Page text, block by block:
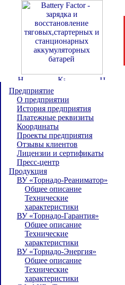
Предприятие
О предприятии
История предприятия
Платежные реквизиты
Координаты
Проекты предприятия
Отзывы клиентов
Лицензии и сертификаты
Пресс-центр
Продукция
ВУ «Торнадо-Реаниматор»
Общее описание
Технические
характеристики
ВУ «Торнадо-Гарантия»
Общее описание
Технические
характеристики
ВУ «Торнадо-Энергия»
Общее описание
Технические
характеристики